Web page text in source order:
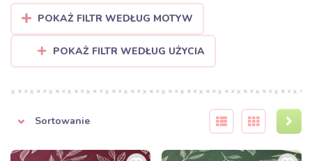
POKAŻ FILTR WEDŁUG MOTYW
POKAŻ FILTR WEDŁUG UŻYCIA
Sortowanie